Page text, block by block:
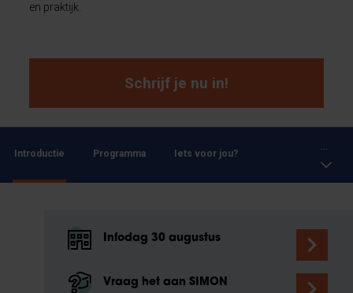
en praktijk.
Schrijf je nu in!
Introductie Programma Iets voor jou?
Infodag 30 augustus
Vraag het aan SIMON